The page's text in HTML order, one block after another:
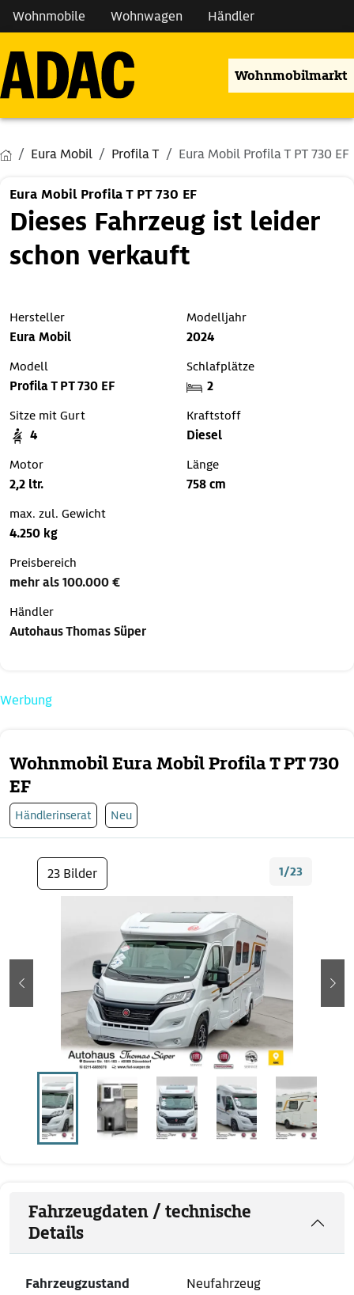
Wohnmobile Wohnwagen Händler
Wohnmobilmarkt
Eura Mobil Profila T Eura Mobil Profila T PT 730 EF
Wohnmobil Eura Mobil Profila T PT 730
EF
Händlerinserat Neu
23 Bilder 1/23
zurück
Fahrzeugdaten / technische
Details
Fahrzeugzustand
Neufahrzeug
Eura Mobil Profila T PT 730 EF
Dieses Fahrzeug ist leider
schon verkauft
Hersteller
Eura Mobil
Modelljahr
2024
Modell
Profila T PT 730 EF
Schlafplätze
2
Sitze mit Gurt
4
Kraftstoff
Diesel
Motor
2,2 ltr.
Länge
758 cm
max. zul. Gewicht
4.250 kg
Preisbereich
mehr als 100.000 €
Händler
Autohaus Thomas Süper
Werbung